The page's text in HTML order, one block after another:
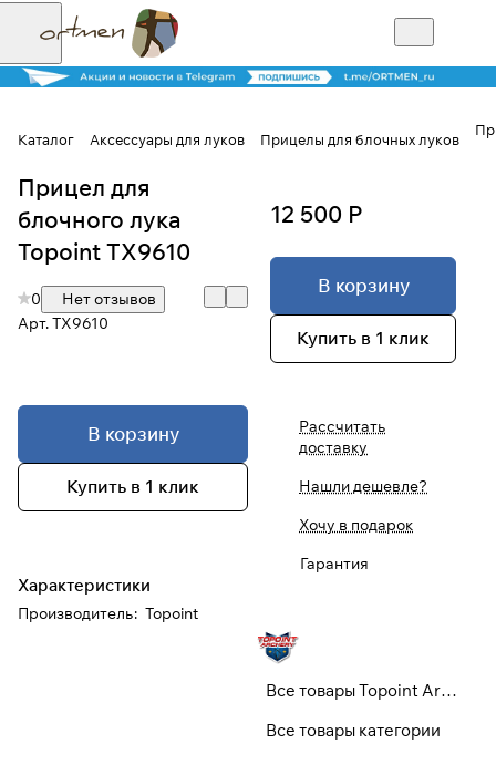
Каталог Аксессуары для луков Прицелы для блочных луков
Прицел для
блочного лука
Topoint TX9610
0
Нет отзывов
Арт.TX9610
В корзину
Купить в 1 клик
Характеристики
Производитель: Topoint
12 500 Р
В корзину
Купить в 1 клик
Рассчитать
доставку
Нашли дешевле?
Хочу в подарок
Гарантия
Все товары Topoint Archery
Все товары категории
Для клиентов всех банков
Разбейте
оплату на части
Добавляйте товары
в корзину
выберите метод оплатыПЛАЙТ
Оплачивайте сегодня только
картой любого банка